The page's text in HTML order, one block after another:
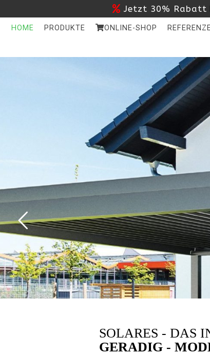
Jetzt 30% Rabatt
HOME PRODUKTE ONLINE-SHOP
SOLARES - DAS
GERADIG -